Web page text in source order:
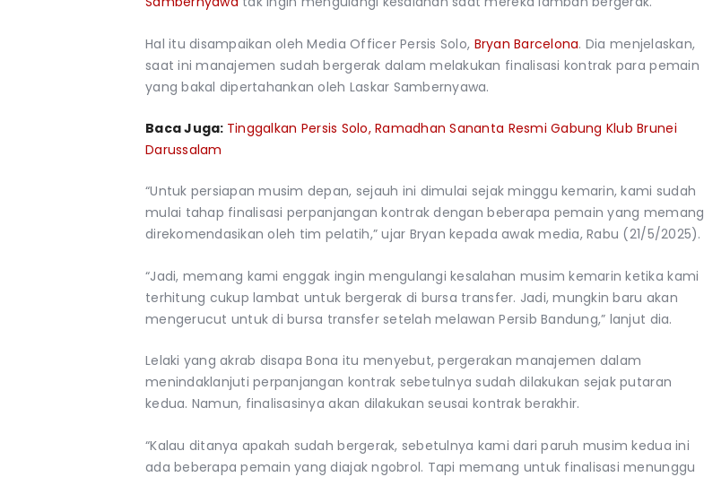
Hal itu disampaikan oleh Media Officer Persis Solo, Bryan Barcelona. Dia menjelaskan,
saat ini manajemen sudah bergerak dalam melakukan finalisasi kontrak para pemain
yang bakal dipertahankan oleh Laskar Sambernyawa.
Baca Juga: Tinggalkan Persis Solo, Ramadhan Sananta Resmi Gabung Klub Brunei
Darussalam
“Untuk persiapan musim depan, sejauh ini dimulai sejak minggu kemarin, kami sudah
mulai tahap finalisasi perpanjangan kontrak dengan beberapa pemain yang memang
direkomendasikan oleh tim pelatih,” ujar Bryan kepada awak media, Rabu (21/5/2025).
“Jadi, memang kami enggak ingin mengulangi kesalahan musim kemarin ketika kami
terhitung cukup lambat untuk bergerak di bursa transfer. Jadi, mungkin baru akan
mengerucut untuk di bursa transfer setelah melawan Persib Bandung,” lanjut dia.
Lelaki yang akrab disapa Bona itu menyebut, pergerakan manajemen dalam
menindaklanjuti perpanjangan kontrak sebetulnya sudah dilakukan sejak putaran
kedua. Namun, finalisasinya akan dilakukan seusai kontrak berakhir.
“Kalau ditanya apakah sudah bergerak, sebetulnya kami dari paruh musim kedua ini
ada beberapa pemain yang diajak ngobrol. Tapi memang untuk finalisasi menunggu